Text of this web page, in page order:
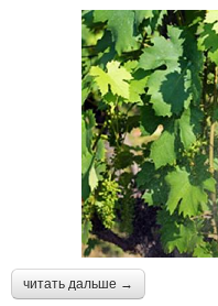
читать дальше →